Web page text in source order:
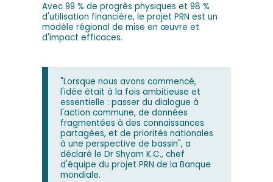
Avec 99 % de progrès physiques et 98 %
d'utilisation financière, le projet PRN est un
modèle régional de mise en œuvre et
d'impact efficaces.
"Lorsque nous avons commencé,
l'idée était à la fois ambitieuse et
essentielle : passer du dialogue à
l'action commune, de données
fragmentées à des connaissances
partagées, et de priorités nationales
à une perspective de bassin", a
déclaré le Dr Shyam K.C., chef
d'équipe du projet PRN de la Banque
mondiale.